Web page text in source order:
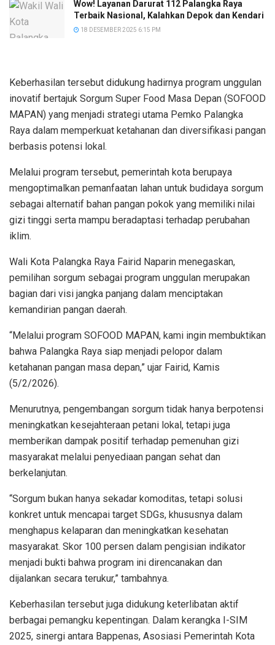
Wow! Layanan Darurat 112 Palangka Raya
Terbaik Nasional, Kalahkan Depok dan Kendari
18 DESEMBER 2025 6:15 PM
Keberhasilan tersebut didukung hadirnya program unggulan
inovatif bertajuk Sorgum Super Food Masa Depan (SOFOOD
MAPAN) yang menjadi strategi utama Pemko Palangka
Raya dalam memperkuat ketahanan dan diversifikasi pangan
berbasis potensi lokal.
Melalui program tersebut, pemerintah kota berupaya
mengoptimalkan pemanfaatan lahan untuk budidaya sorgum
sebagai alternatif bahan pangan pokok yang memiliki nilai
gizi tinggi serta mampu beradaptasi terhadap perubahan
iklim.
Wali Kota Palangka Raya Fairid Naparin menegaskan,
pemilihan sorgum sebagai program unggulan merupakan
bagian dari visi jangka panjang dalam menciptakan
kemandirian pangan daerah.
“Melalui program SOFOOD MAPAN, kami ingin membuktikan
bahwa Palangka Raya siap menjadi pelopor dalam
ketahanan pangan masa depan,” ujar Fairid, Kamis
(5/2/2026).
Menurutnya, pengembangan sorgum tidak hanya berpotensi
meningkatkan kesejahteraan petani lokal, tetapi juga
memberikan dampak positif terhadap pemenuhan gizi
masyarakat melalui penyediaan pangan sehat dan
berkelanjutan.
“Sorgum bukan hanya sekadar komoditas, tetapi solusi
konkret untuk mencapai target SDGs, khususnya dalam
menghapus kelaparan dan meningkatkan kesehatan
masyarakat. Skor 100 persen dalam pengisian indikator
menjadi bukti bahwa program ini direncanakan dan
dijalankan secara terukur,” tambahnya.
Keberhasilan tersebut juga didukung keterlibatan aktif
berbagai pemangku kepentingan. Dalam kerangka I-SIM
2025, sinergi antara Bappenas, Asosiasi Pemerintah Kota